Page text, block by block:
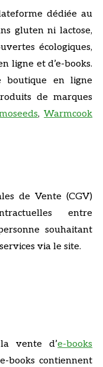
dédiée au
gluten ni lactose,
écologiques,
ligne et d’e-books.
boutique en ligne
de marques
,Warmcook
de Vente (CGV)
entre
souhaitant
via le site.
vente d’e-books
books contiennent